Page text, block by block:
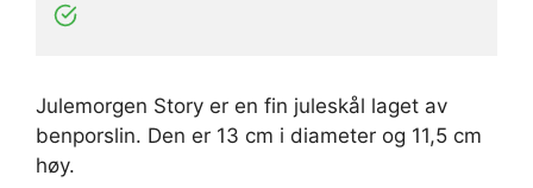
Julemorgen Story er en fin juleskål laget av
benporslin. Den er 13 cm i diameter og 11,5 cm
høy.